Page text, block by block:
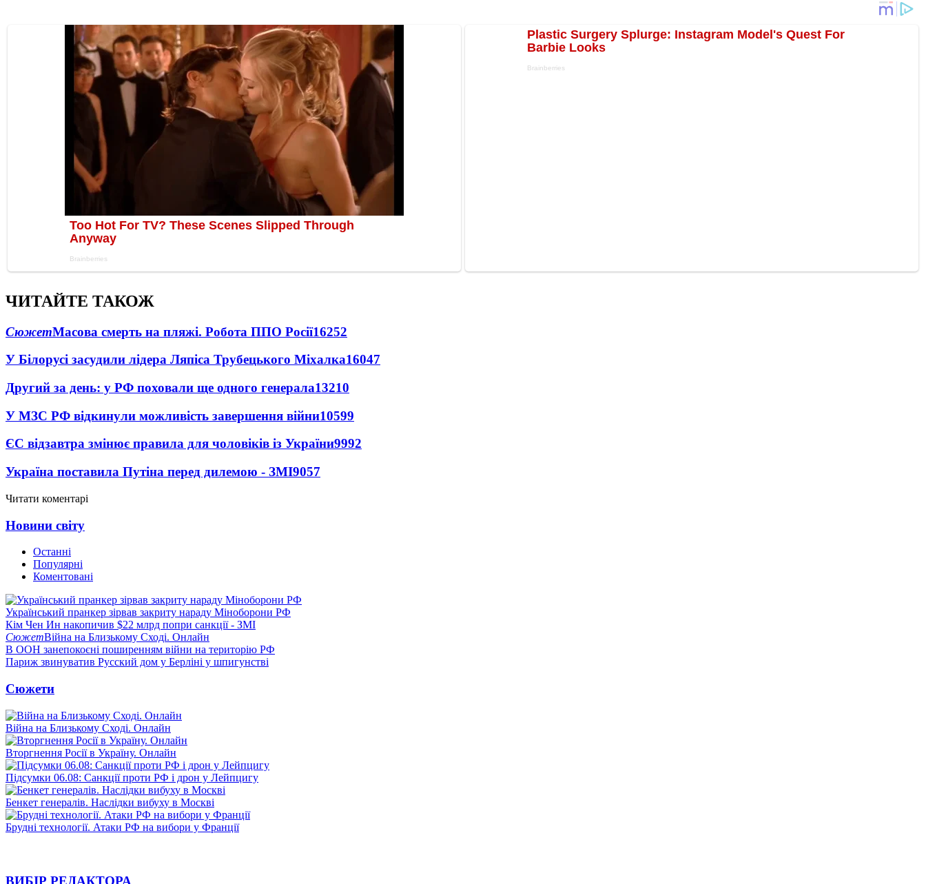
ЧИТАЙТЕ ТАКОЖ
СюжетМасова смерть на пляжі. Робота ППО Росії16252
У Білорусі засудили лідера Ляпіса Трубецького Міхалка16047
Другий за день: у РФ поховали ще одного генерала13210
У МЗС РФ відкинули можливість завершення війни10599
ЄС відзавтра змінює правила для чоловіків із України9992
Україна поставила Путіна перед дилемою - ЗМІ9057
Читати коментарі
Новини світу
Останні
Популярні
Коментовані
Український пранкер зірвав закриту нараду Міноборони РФ
Кім Чен Ин накопичив $22 млрд попри санкції - ЗМІ
СюжетВійна на Близькому Сході. Онлайн
В ООН занепокоєні поширенням війни на територію РФ
Париж звинуватив Русский дом у Берліні у шпигунстві
Сюжети
Війна на Близькому Сході. Онлайн
Вторгнення Росії в Україну. Онлайн
Підсумки 06.08: Санкції проти РФ і дрон у Лейпцигу
Бенкет генералів. Наслідки вибуху в Москві
Брудні технології. Атаки РФ на вибори у Франції